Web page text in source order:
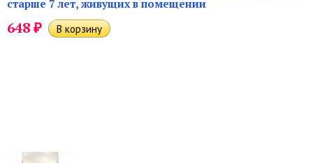
старше 7 лет, живущих в помещении
648₽